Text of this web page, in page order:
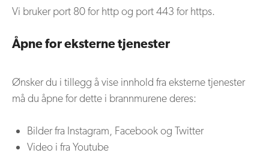
Vi bruker port 80 for http og port 443 for https.
Åpne for eksterne tjenester
Ønsker du i tillegg å vise innhold fra eksterne tjenester
må du åpne for dette i brannmurene deres:
Bilder fra Instagram, Facebook og Twitter
Video i fra Youtube